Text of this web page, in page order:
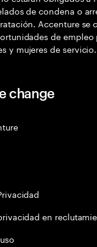
de condena o
Accenture se
de empleo
y mujeres de servicio.
change
en